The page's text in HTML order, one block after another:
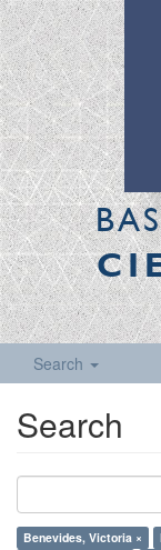
Search
Search
Benevides, Victoria ×